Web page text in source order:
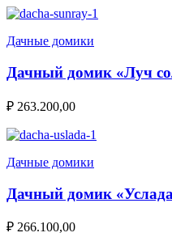
Дачные домики
Дачный домик «Луч
₽ 263.200,00
Дачные домики
Дачный домик
₽ 266.100,00